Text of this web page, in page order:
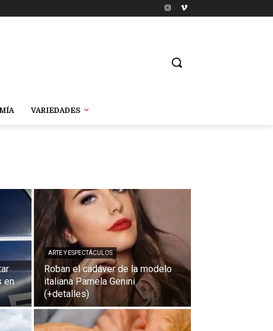
VARIEDADES
en
ARTE Y ESPECTÁCULOS
Roban el cadáver de la modelo
italiana Pamela Genini
(+detalles)